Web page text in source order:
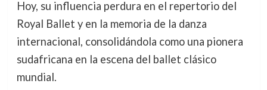
Hoy, su influencia perdura en el repertorio del
Royal Ballet y en la memoria de la danza
internacional, consolidándola como una pionera
sudafricana en la escena del ballet clásico
mundial.